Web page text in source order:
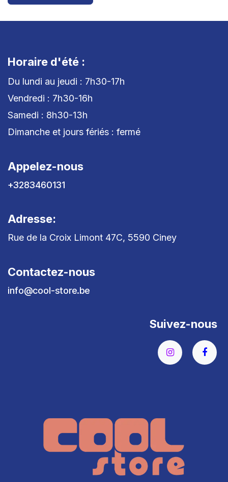
Horaire d'été :
Du lundi au jeudi : 7h30-17h
Vendredi : 7h30-16h
Samedi : 8h30-13h
Dimanche et jours fériés : fermé
Appelez-nous
+3283460131
Adresse:
Rue de la Croix Limont 47C, 5590 Ciney
Contactez-nous
info@cool-store.be
Suivez-nous